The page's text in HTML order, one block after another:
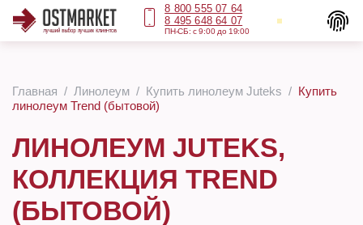
8 800 555 07 64
8 495 648 64 07
ПН-СБ: с 9:00 до 19:00
Главная Линолеум Купить линолеум Juteks
Купить
линолеум Trend (бытовой)
ЛИНОЛЕУМ JUTEKS,
КОЛЛЕКЦИЯ TREND
(БЫТОВОЙ)